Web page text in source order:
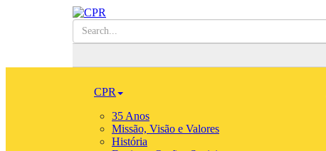
CPR
35 Anos
Missão, Visão e Valores
História